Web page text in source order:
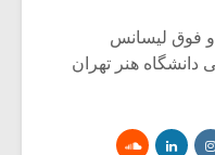
و فوق لیسانس
دانشگاه هنر تهران